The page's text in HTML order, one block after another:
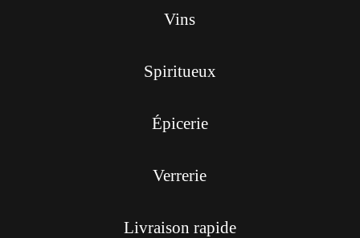
Vins
Spiritueux
Épicerie
Verrerie
Livraison rapide